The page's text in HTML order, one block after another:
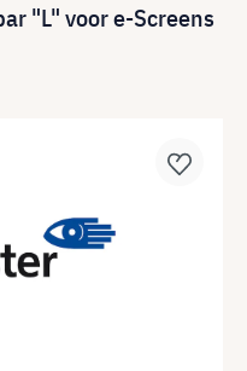
"L" voor e-Screens